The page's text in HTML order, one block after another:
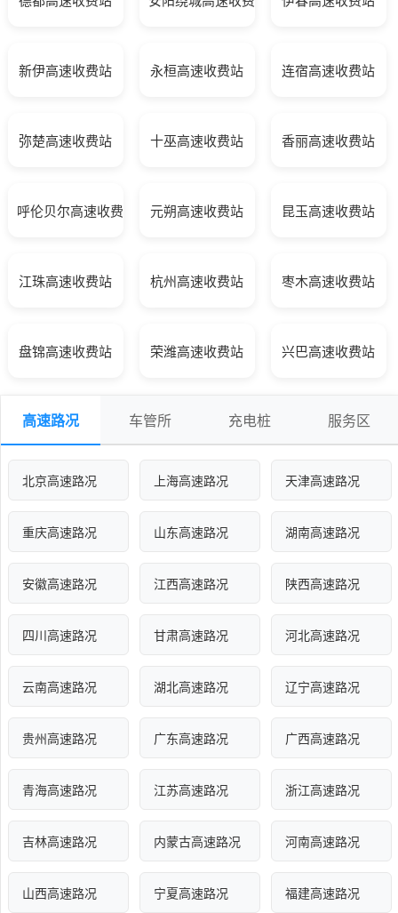
新伊高速收费站 永桓高速收费站 连宿高速收费站
弥楚高速收费站 十巫高速收费站 香丽高速收费站
呼伦贝尔高速收费站 元朔高速收费站 昆玉高速收费站
江珠高速收费站 杭州高速收费站 枣木高速收费站
盘锦高速收费站 荣潍高速收费站 兴巴高速收费站
高速路况 车管所 充电桩 服务区
北京高速路况 上海高速路况 天津高速路况
重庆高速路况 山东高速路况 湖南高速路况
安徽高速路况 江西高速路况 陕西高速路况
四川高速路况 甘肃高速路况 河北高速路况
云南高速路况 湖北高速路况 辽宁高速路况
贵州高速路况 广东高速路况 广西高速路况
青海高速路况 江苏高速路况 浙江高速路况
吉林高速路况 内蒙古高速路况 河南高速路况
山西高速路况 宁夏高速路况 福建高速路况